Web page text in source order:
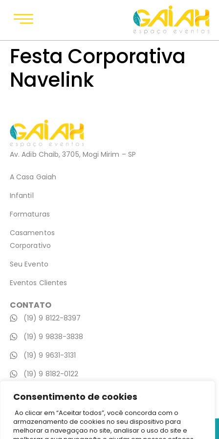
Consentimento de cookies
Ao clicar em “Aceitar todos”, você concorda com o
armazenamento de cookies no seu dispositivo para
melhorar a navegaçao no site, analisar o uso do site e
Festa Corporativa
Navelink
Av. Adib Chaib, 3705, Mogi Mirim – SP
A Casa Gaiah
Infantil
Formaturas
Casamentos
Corporativo
Seu Evento
Eventos Clientes
CONTATO
(19) 9 8122-8397
(19) 9 9838-3838
(19) 9 9631-3131
(19) 9 8182-0122
contato@gaiaheventos.com.br
©2026 Casa Gaiah ( espaço eventos) – Todos Direitos
Reservados | Av. Adib Chaib, 3705, Mogi Mirim – SP CEP: 13806-